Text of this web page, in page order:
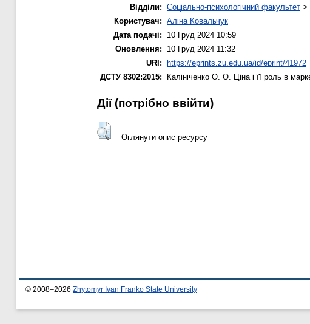
Відділи: Соціально-психологічний факультет >
Користувач: Аліна Ковальчук
Дата подачі:
10 Груд 2024 10:59
Оновлення:
10 Груд 2024 11:32
URI:
https://eprints.zu.edu.ua/id/eprint/41972
ДСТУ 8302:2015:
Калініченко О. О. Ціна і її роль в
Дії ​​(потрібно ввійти)
Оглянути опис ресурсу
© 2008–2026 Zhytomyr Ivan Franko State University